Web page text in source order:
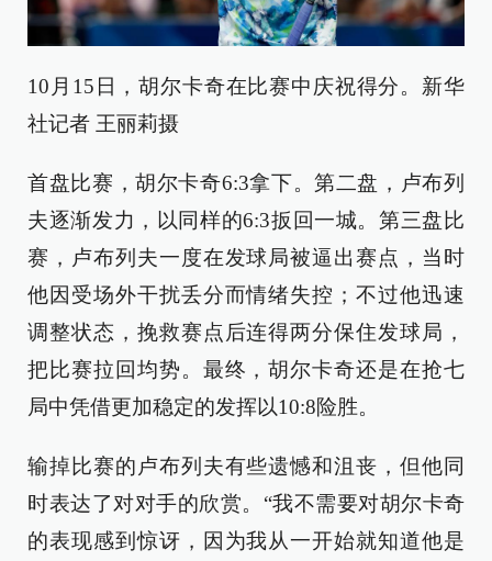
10月15日，胡尔卡奇在比赛中庆祝得分。新华
社记者 王丽莉摄
首盘比赛，胡尔卡奇6:3拿下。第二盘，卢布列
夫逐渐发力，以同样的6:3扳回一城。第三盘比
赛，卢布列夫一度在发球局被逼出赛点，当时
他因受场外干扰丢分而情绪失控；不过他迅速
调整状态，挽救赛点后连得两分保住发球局，
把比赛拉回均势。最终，胡尔卡奇还是在抢七
局中凭借更加稳定的发挥以10:8险胜。
输掉比赛的卢布列夫有些遗憾和沮丧，但他同
时表达了对对手的欣赏。“我不需要对胡尔卡奇
的表现感到惊讶，因为我从一开始就知道他是